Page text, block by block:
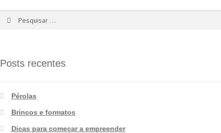
Posts recentes
Pérolas
Brincos e formatos
Dicas para começar a empreender